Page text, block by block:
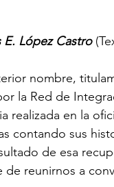
E. López Castro
nombre,
la Red de
realizada en la
contando sus
de esa
de reunirnos a